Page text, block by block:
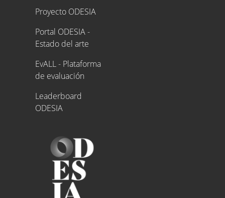
Proyecto ODESIA
Proyecto ODESIA
Portal ODESIA -
Estado del arte
EvALL - Plataforma
de evaluación
Leaderboard
ODESIA